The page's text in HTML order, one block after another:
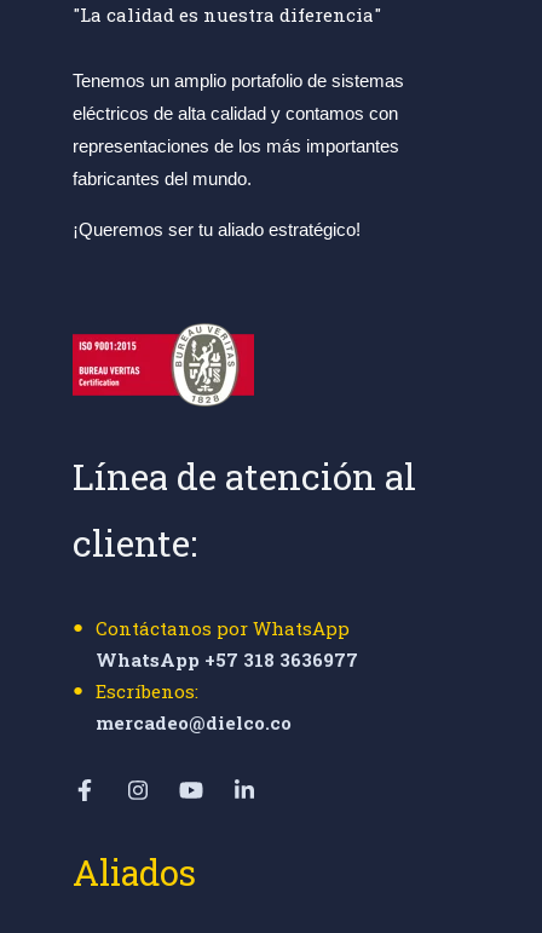
"La calidad es nuestra diferencia"
Tenemos un amplio portafolio de sistemas
eléctricos de alta calidad y contamos con
representaciones de los más importantes
fabricantes del mundo.
¡Queremos ser tu aliado estratégico!
Línea de atención al
cliente:
Contáctanos por WhatsApp
WhatsApp +57 318 3636977
Escríbenos:
mercadeo@dielco.co
Aliados